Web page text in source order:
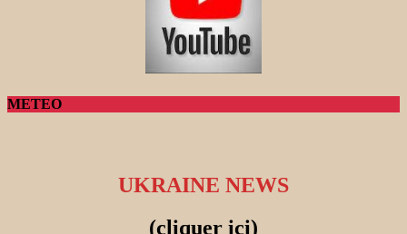
METEO
UKRAINE NEWS
(cliquer ici)